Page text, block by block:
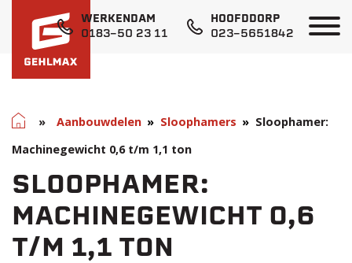
WERKENDAM
0183-50 23 11
HOOFDDORP
023-5651842
Home
» Aanbouwdelen Sloophamers
Sloophamer:
Machinegewicht 0,6 t/m 1,1 ton
SLOOPHAMER:
MACHINEGEWICHT 0,6
T/M 1,1 TON